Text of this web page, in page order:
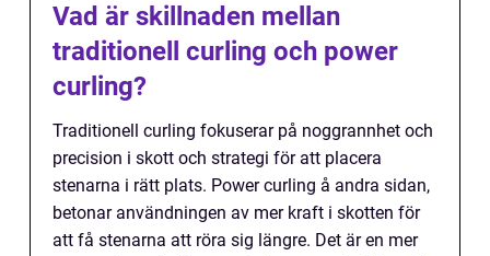
Vad är skillnaden mellan
traditionell curling och power
curling?
Traditionell curling fokuserar på noggrannhet och
precision i skott och strategi för att placera
stenarna i rätt plats. Power curling å andra sidan,
betonar användningen av mer kraft i skotten för
att få stenarna att röra sig längre. Det är en mer